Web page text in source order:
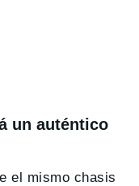
un auténtico
el mismo chasis